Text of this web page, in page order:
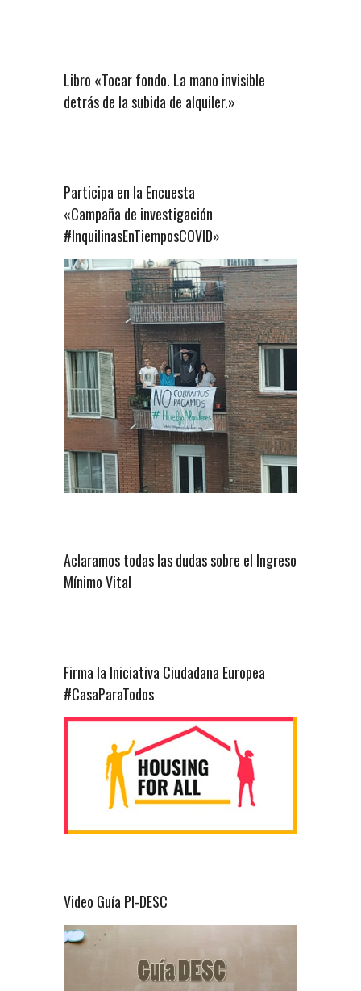
Libro «Tocar fondo. La mano invisible
detrás de la subida de alquiler.»
Participa en la Encuesta
«Campaña de investigación
#InquilinasEnTiemposCOVID»
Aclaramos todas las dudas sobre el Ingreso
Mínimo Vital
Firma la Iniciativa Ciudadana Europea
#CasaParaTodos
Video Guía PI-DESC